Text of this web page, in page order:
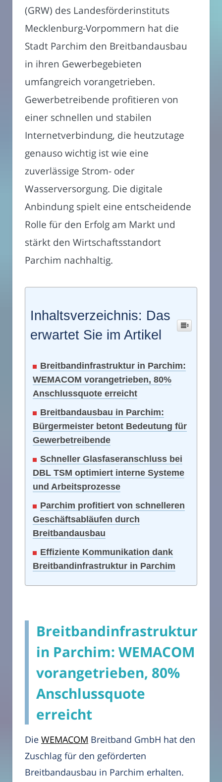
(GRW) des Landesförderinstituts
Mecklenburg-Vorpommern hat die
Stadt Parchim den Breitbandausbau
in ihren Gewerbegebieten
umfangreich vorangetrieben.
Gewerbetreibende profitieren von
einer schnellen und stabilen
Internetverbindung, die heutzutage
genauso wichtig ist wie eine
zuverlässige Strom- oder
Wasserversorgung. Die digitale
Anbindung spielt eine entscheidende
Rolle für den Erfolg am Markt und
stärkt den Wirtschaftsstandort
Parchim nachhaltig.
Inhaltsverzeichnis: Das
erwartet Sie im Artikel
Breitbandinfrastruktur in Parchim:
WEMACOM vorangetrieben, 80%
Anschlussquote erreicht
Breitbandausbau in Parchim:
Bürgermeister betont Bedeutung für
Gewerbetreibende
Schneller Glasfaseranschluss bei
DBL TSM optimiert interne Systeme
und Arbeitsprozesse
Parchim profitiert von schnelleren
Geschäftsabläufen durch
Breitbandausbau
Effiziente Kommunikation dank
Breitbandinfrastruktur in Parchim
Breitbandinfrastruktur
in Parchim: WEMACOM
vorangetrieben, 80%
Anschlussquote
erreicht
Die WEMACOM Breitband GmbH hat den
Zuschlag für den geförderten
Breitbandausbau in Parchim erhalten.